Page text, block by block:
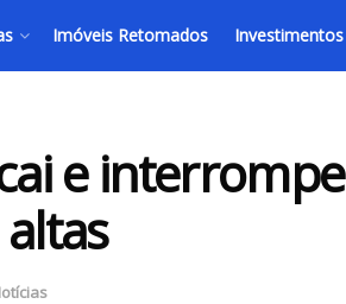
Imóveis Retomados Investimentos
e interrompe